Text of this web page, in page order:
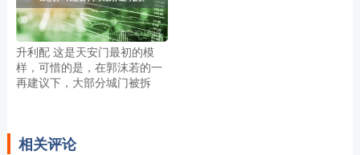
升利配 这是天安门最初的模
样，可惜的是，在郭沫若的一
再建议下，大部分城门被拆
相关评论